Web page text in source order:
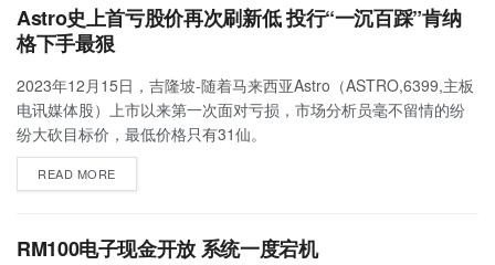
Astro史上首亏股价再次刷新低 投行“一沉百踩”肯纳
格下手最狠
2023年12月15日，吉隆坡-随着马来西亚Astro（ASTRO,6399,主板
电讯媒体股）上市以来第一次面对亏损，市场分析员毫不留情的纷
纷大砍目标价，最低价格只有31仙。
READ MORE
RM100电子现金开放 系统一度宕机